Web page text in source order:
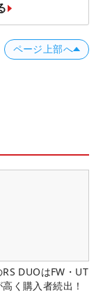
ページ上部へ
DUOはFW・UT
く購入者続出！